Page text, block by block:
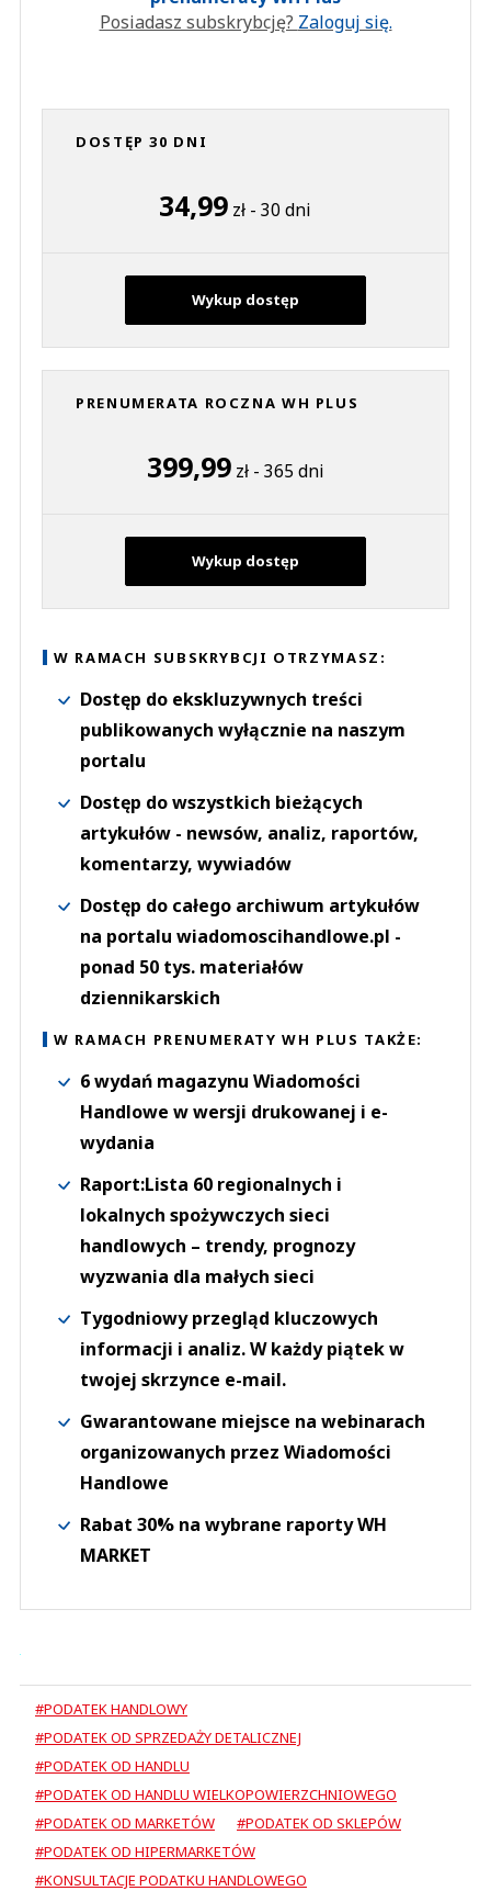
Posiadasz subskrybcję? Zaloguj się.
DOSTĘP 30 DNI
34,99 zł - 30 dni
Wykup dostęp
PRENUMERATA ROCZNA WH PLUS
399,99zł - 365 dni
Wykup dostęp
W RAMACH SUBSKRYBCJI OTRZYMASZ:
Dostęp do ekskluzywnych treści
publikowanych wyłącznie na naszym
portalu
Dostęp do wszystkich bieżących
artykułów - newsów, analiz, raportów,
komentarzy, wywiadów
Dostęp do całego archiwum artykułów
na portalu wiadomoscihandlowe.pl -
ponad 50 tys. materiałów
dziennikarskich
W RAMACH PRENUMERATY WH PLUS TAKŻE:
6 wydań magazynu Wiadomości
Handlowe w wersji drukowanej i e-
wydania
Raport:Lista 60 regionalnych i
lokalnych spożywczych sieci
handlowych – trendy, prognozy
wyzwania dla małych sieci
Tygodniowy przegląd kluczowych
informacji i analiz. W każdy piątek w
twojej skrzynce e-mail.
Gwarantowane miejsce na webinarach
organizowanych przez Wiadomości
Handlowe
Rabat 30% na wybrane raporty WH
MARKET
#PODATEK HANDLOWY
#PODATEK OD SPRZEDAŻY DETALICZNEJ
#PODATEK OD HANDLU
#PODATEK OD HANDLU WIELKOPOWIERZCHNIOWEGO
#PODATEK OD MARKETÓW
#PODATEK OD SKLEPÓW
#PODATEK OD HIPERMARKETÓW
#KONSULTACJE PODATKU HANDLOWEGO